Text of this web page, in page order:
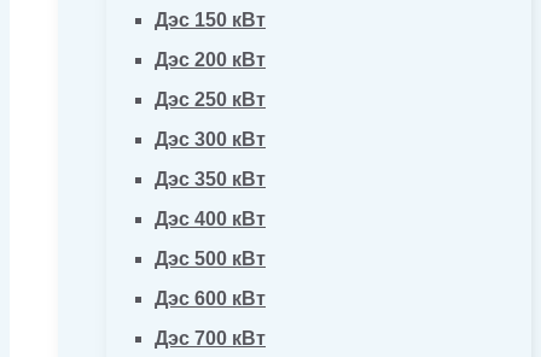
Дэс 150 кВт
Дэс 200 кВт
Дэс 250 кВт
Дэс 300 кВт
Дэс 350 кВт
Дэс 400 кВт
Дэс 500 кВт
Дэс 600 кВт
Дэс 700 кВт